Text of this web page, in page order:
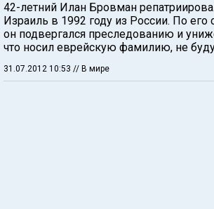
42-летний Илан Бровман
Израиль в 1992 году из России. По
он подвергался преследованию и
что носил еврейскую фамилию, не
31.07.2012 10:53 // В мире